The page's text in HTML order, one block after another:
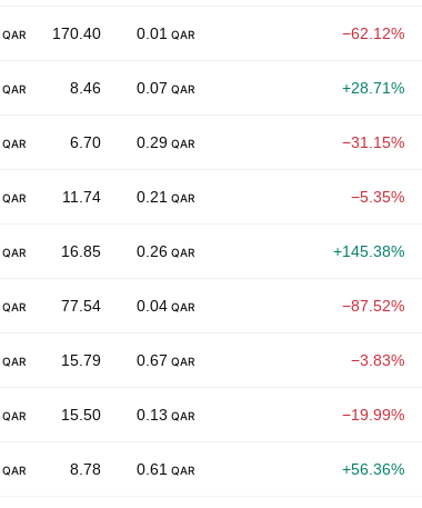
QAR 170.40 0.01 QAR −62.12%
QAR 8.46 0.07 QAR +28.71%
QAR 6.70 0.29 QAR −31.15%
QAR 11.74 0.21 QAR −5.35%
QAR 16.85 0.26 QAR +145.38%
QAR 77.54 0.04 QAR −87.52%
QAR 15.79 0.67 QAR −3.83%
QAR 15.50 0.13 QAR −19.99%
QAR 8.78 0.61 QAR +56.36%